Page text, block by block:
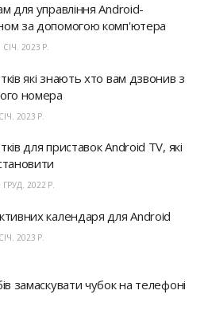
для управління Android-
за допомогою комп'ютера
СІЧ. 2023 Р.
які знають хто вам дзвонив з
номера
2023 Р.
для приставок Android TV, які
ГРУД. 2022 Р.
календаря для Android
2023 Р.
замаскувати чубок на телефоні